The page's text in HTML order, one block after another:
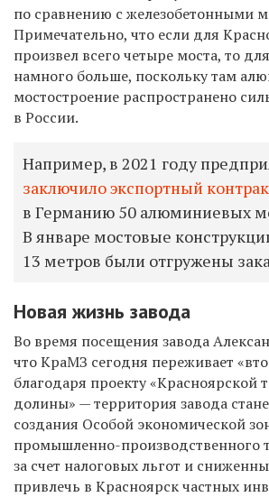
по сравнению с железобетонными
Примечательно, что если для
произвел всего четыре моста, то
намного больше, поскольку там
мостостроение распространено
в России.
Например, в 2021 году
заключило экспортный
в Германию 50 алюминиевых
В январе мостовые
13 метров были отгружены
Новая жизнь завода
Во время посещения завода
что КраМЗ сегодня переживает
благодаря проекту «Красноярской
долины» — территория завода
создания Особой экономической
промышленно-производственного
за счет налоговых льгот и
привлечь в Красноярск частных